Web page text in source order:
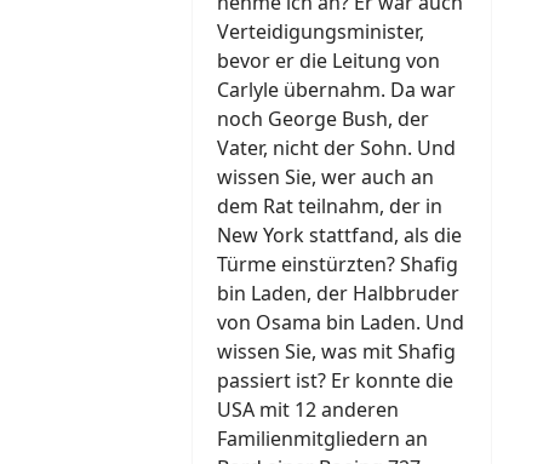
Verteidigungsminister,
bevor er die Leitung von
Carlyle übernahm. Da war
noch George Bush, der
Vater, nicht der Sohn. Und
wissen Sie, wer auch an
dem Rat teilnahm, der in
New York stattfand, als die
Türme einstürzten? Shafig
bin Laden, der Halbbruder
von Osama bin Laden. Und
wissen Sie, was mit Shafig
passiert ist? Er konnte die
USA mit 12 anderen
Familienmitgliedern an